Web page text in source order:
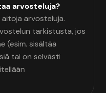
arvosteluja?
arvosteluja.
tarkistusta, jos
(esim. sisältää
tai on selvästi